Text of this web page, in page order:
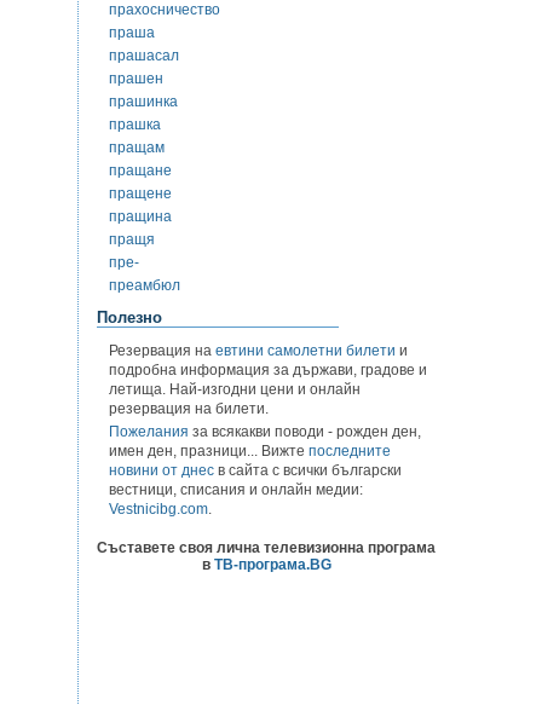
прахосничество
праша
прашасал
прашен
прашинка
прашка
пращам
пращане
пращене
пращина
пращя
пре-
преамбюл
Полезно
Резервация на евтини самолетни билети и
подробна информация за държави, градове и
летища. Най-изгодни цени и онлайн
резервация на билети.
Пожелания за всякакви поводи - рожден ден,
имен ден, празници... Вижте последните
новини от днес в сайта с всички български
вестници, списания и онлайн медии:
Vestnicibg.com.
Съставете своя лична телевизионна програма
в ТВ-програма.BG